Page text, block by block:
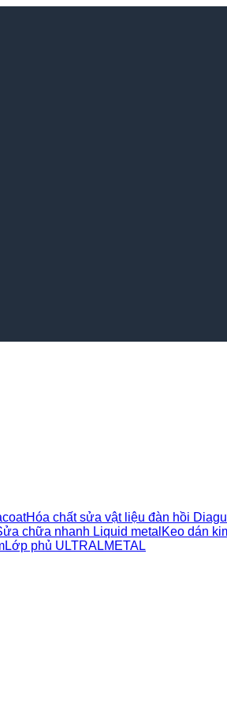
Hóa chất sửa vật liệu đàn hồi
chữa nhanh Liquid metal Keo dán
Lớp phủ ULTRALMETAL